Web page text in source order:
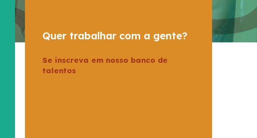
Quer trabalhar com a gente?
Se inscreva em nosso banco de
talentos